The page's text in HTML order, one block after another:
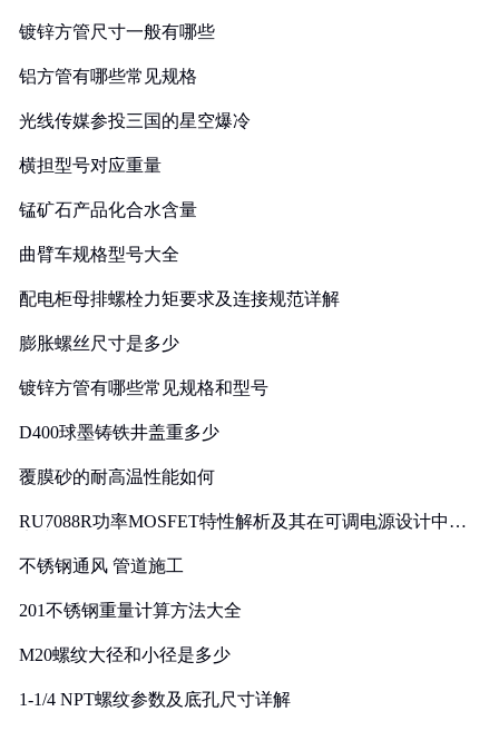
镀锌方管尺寸一般有哪些
铝方管有哪些常见规格
光线传媒参投三国的星空爆冷
横担型号对应重量
锰矿石产品化合水含量
曲臂车规格型号大全
配电柜母排螺栓力矩要求及连接规范详解
膨胀螺丝尺寸是多少
镀锌方管有哪些常见规格和型号
D400球墨铸铁井盖重多少
覆膜砂的耐高温性能如何
RU7088R功率MOSFET特性解析及其在可调电源设计中的
不锈钢通风 管道施工
201不锈钢重量计算方法大全
M20螺纹大径和小径是多少
1-1/4 NPT螺纹参数及底孔尺寸详解